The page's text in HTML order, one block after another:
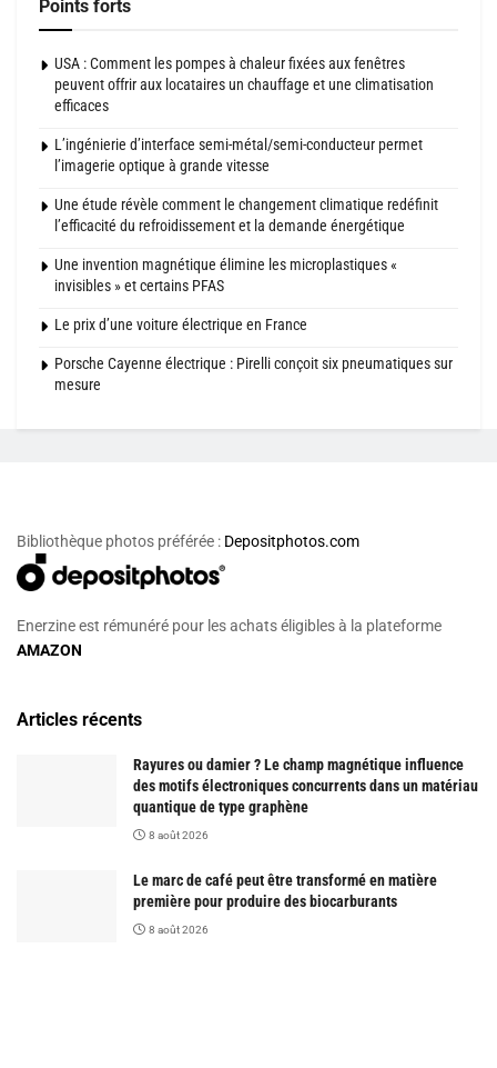
Points forts
USA : Comment les pompes à chaleur fixées aux fenêtres
peuvent offrir aux locataires un chauffage et une climatisation
efficaces
L’ingénierie d’interface semi-métal/semi-conducteur permet
l’imagerie optique à grande vitesse
Une étude révèle comment le changement climatique redéfinit
l’efficacité du refroidissement et la demande énergétique
Une invention magnétique élimine les microplastiques «
invisibles » et certains PFAS
Le prix d’une voiture électrique en France
Porsche Cayenne électrique : Pirelli conçoit six pneumatiques sur
mesure
Bibliothèque photos préférée : Depositphotos.com
Enerzine est rémunéré pour les achats éligibles à la plateforme
AMAZON
Articles récents
Rayures ou damier ? Le champ magnétique influence
des motifs électroniques concurrents dans un matériau
quantique de type graphène
8 août 2026
Le marc de café peut être transformé en matière
première pour produire des biocarburants
8 août 2026